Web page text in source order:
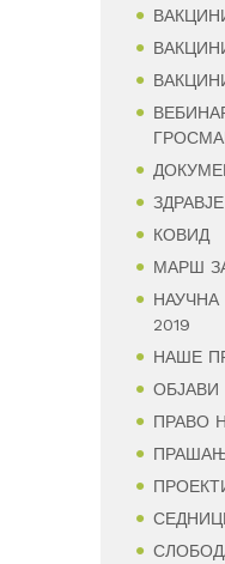
ЗДРАВЈЕ
КОВИД
МАРШ
2019
НАШЕ
ОБЈАВИ
ПРАВО